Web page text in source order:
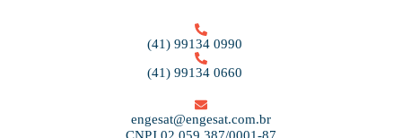
(41) 99134 0990
(41) 99134 0660
engesat@engesat.com.br